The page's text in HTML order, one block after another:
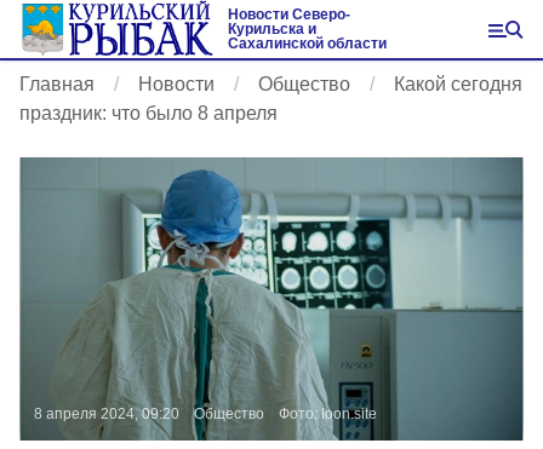
Новости Северо-
Курильска и
Сахалинской области
Главная Новости Общество
Какой сегодня
праздник: что было 8 апреля
8 апреля 2024, 09:20 Общество Фото:loon.site